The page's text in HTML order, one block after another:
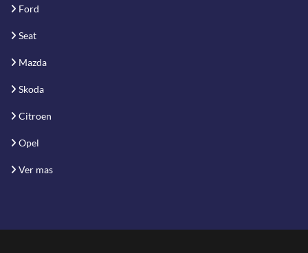
Ford
Seat
Mazda
Skoda
Citroen
Opel
Ver mas